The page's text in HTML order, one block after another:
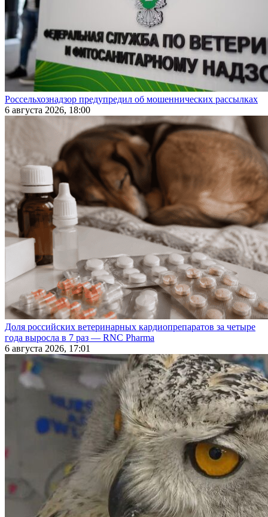
Россельхознадзор предупредил об мошеннических рассылках
6 августа 2026, 18:00
Доля российских ветеринарных кардиопрепаратов за четыре
года выросла в 7 раз — RNC Pharma
6 августа 2026, 17:01